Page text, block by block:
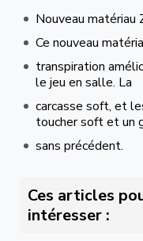
Nouveau matériau
Ce nouveau
transpiration
le jeu en salle. La
carcasse soft, et
toucher soft et un
sans précédent.
Ces articles
intéresser :